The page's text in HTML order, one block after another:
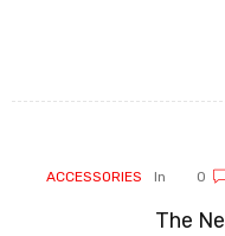
In
ACCESSORIES
The